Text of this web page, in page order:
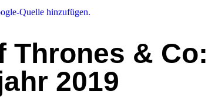
Quelle hinzufügen.
Thrones &
2019